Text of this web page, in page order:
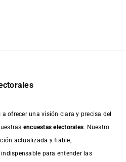
ofrecer una visión clara y precisa del
encuestas electorales. Nuestro
actualizada y fiable,
para entender las